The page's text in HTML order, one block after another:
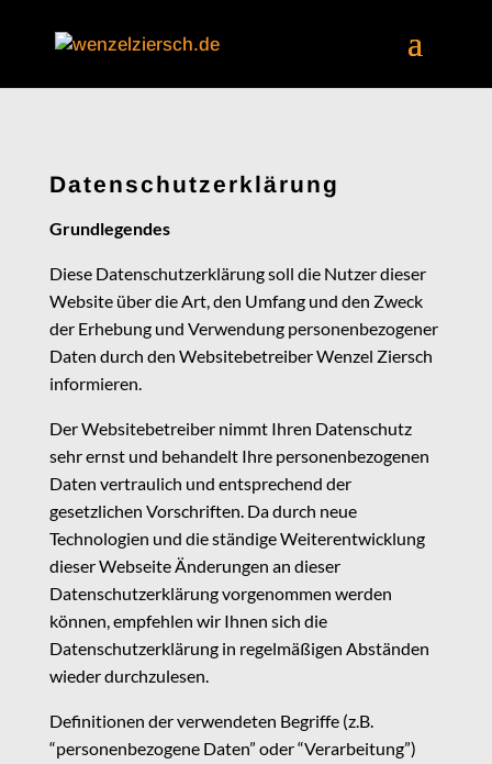
Datenschutzerklärung
Grundlegendes
Diese Datenschutzerklärung soll die Nutzer dieser
Website über die Art, den Umfang und den Zweck
der Erhebung und Verwendung personenbezogener
Daten durch den Websitebetreiber Wenzel Ziersch
informieren.
Der Websitebetreiber nimmt Ihren Datenschutz
sehr ernst und behandelt Ihre personenbezogenen
Daten vertraulich und entsprechend der
gesetzlichen Vorschriften. Da durch neue
Technologien und die ständige Weiterentwicklung
dieser Webseite Änderungen an dieser
Datenschutzerklärung vorgenommen werden
können, empfehlen wir Ihnen sich die
Datenschutzerklärung in regelmäßigen Abständen
wieder durchzulesen.
Definitionen der verwendeten Begriffe (z.B.
“personenbezogene Daten” oder “Verarbeitung”)